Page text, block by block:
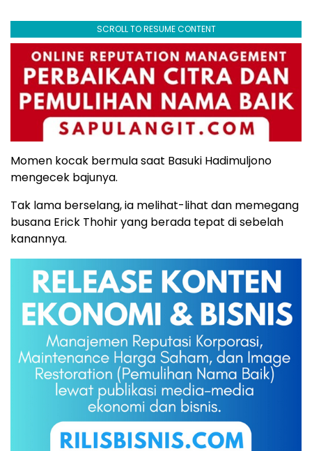
SCROLL TO RESUME CONTENT
Momen kocak bermula saat Basuki Hadimuljono
mengecek bajunya.
Tak lama berselang, ia melihat-lihat dan memegang
busana Erick Thohir yang berada tepat di sebelah
kanannya.